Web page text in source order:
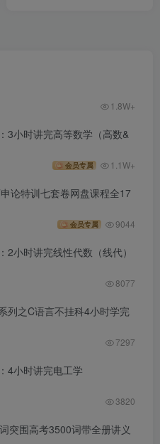
1.8W+
3小时讲完高等数学（高数&
会员专属 1.1W+
论特训七套卷网盘课程全17
会员专属 9044
2小时讲完线性代数（线代）
8077
列之C语言不挂科4小时学完
7297
4小时讲完电工学
3820
突围高考3500词带全册讲义